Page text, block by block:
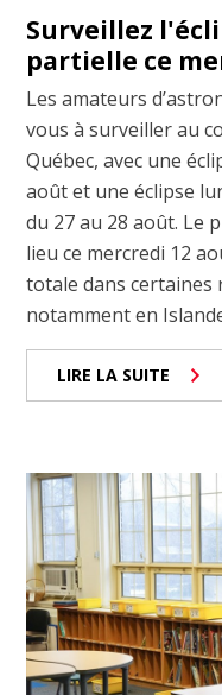
Surveillez
partielle ce
Les amateurs
vous à surveiller au
Québec, avec une
août et une éclipse
du 27 au 28 août. Le
lieu ce mercredi 12
totale dans certaines
notamment en
LIRE LA SUITE